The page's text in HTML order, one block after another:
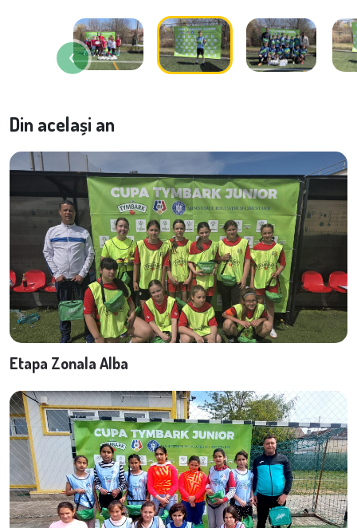
Din același an
Etapa Zonala Alba